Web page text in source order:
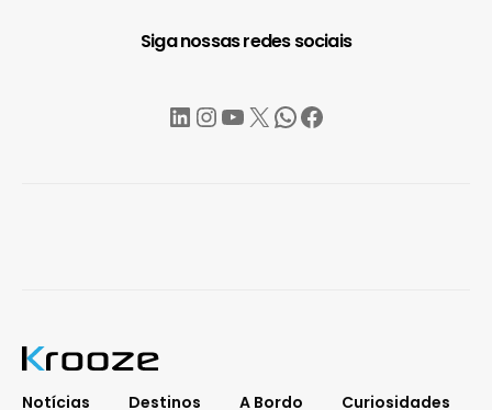
Siga nossas redes sociais
LinkedIn
Instagram
YouTube
X WhatsApp
Facebook
Notícias Destinos A Bordo Curiosidades